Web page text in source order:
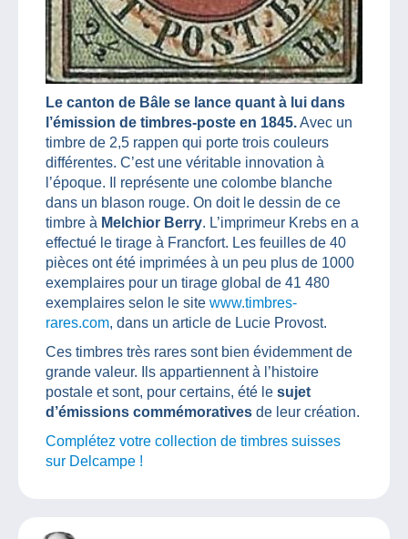
Le canton de Bâle se lance quant à lui dans
l’émission de timbres-poste en 1845.Avec un
timbre de 2,5 rappen qui porte trois couleurs
différentes. C’est une véritable innovation à
l’époque. Il représente une colombe blanche
dans un blason rouge. On doit le dessin de ce
timbre à Melchior Berry. L’imprimeur Krebs en a
effectué le tirage à Francfort. Les feuilles de 40
pièces ont été imprimées à un peu plus de 1000
exemplaires pour un tirage global de 41 480
exemplaires selon le site www.timbres-
rares.com, dans un article de Lucie Provost.
Ces timbres très rares sont bien évidemment de
grande valeur. Ils appartiennent à l’histoire
postale et sont, pour certains, été le sujet
d’émissions commémoratives de leur création.
Complétez votre collection de timbres suisses
sur Delcampe !